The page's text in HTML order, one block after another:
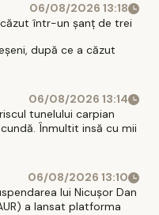
06/08/2026 13:18
într-un şanţ de trei
după ce a căzut
06/08/2026 13:14
tunelului carpian
Înmultit insă cu mii
06/08/2026 13:10
lui Nicușor Dan
a lansat platforma